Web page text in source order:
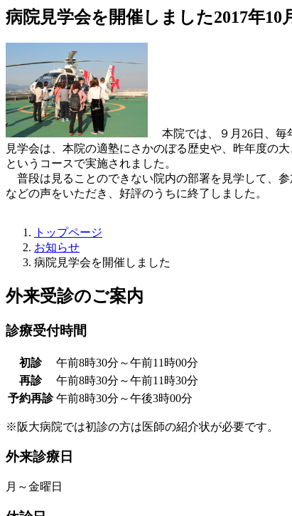
病院見学会を開催しました2017年10
本院では、９月26日、毎
見学会は、本院の適塾にさかのぼる歴史や、昨年度の
というコースで実施されました。
普段は見ることのできない院内の部署を見学して、
などの声をいただき、好評のうちに終了しました。
トップページ
お知らせ
病院見学会を開催しました
外来受診のご案内
診療受付時間
初診
午前8時30分～午前11時00分
再診
午前8時30分～午前11時30分
予約再診 午前8時30分～午後3時00分
※阪大病院では初診の方は医師の紹介状が必要です。
外来診療日
月～金曜日